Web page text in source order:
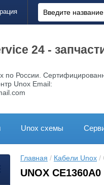
24 -
по России.
Unox Email:
Unox схемы
Главная / Кабели Unox /
UNOX